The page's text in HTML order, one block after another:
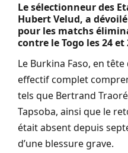
Le sélectionneur des
Hubert Velud, a
pour les matchs
contre le Togo les 24 et
Le Burkina Faso, en
effectif complet
tels que Bertrand
Tapsoba, ainsi que le
était absent depuis
d’une blessure grave.